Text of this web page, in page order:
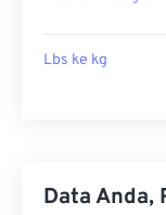
Lbs ke kg
Data Anda,